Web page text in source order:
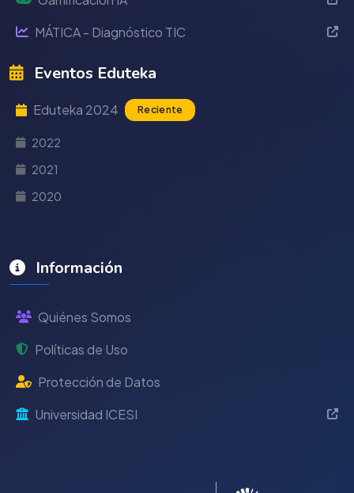
MÁTICA - Diagnóstico TIC
Eventos Eduteka
Eduteka 2024 Reciente
2022
2021
2020
Información
Quiénes Somos
Políticas de Uso
Protección de Datos
Universidad ICESI